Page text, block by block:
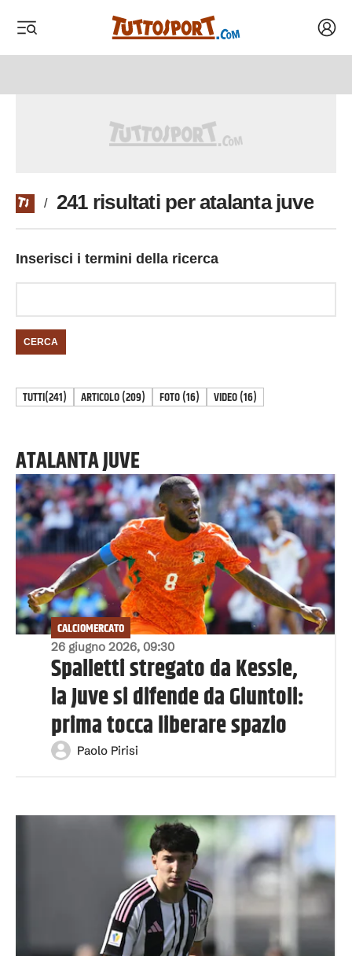
/ 241 risultati per atalanta juve
Inserisci i termini della ricerca
CERCA
TUTTI(241) ARTICOLO(209) FOTO(16) VIDEO(16)
ATALANTA JUVE
26 giugno 2026, 09:30
CALCIOMERCATO
Spalletti stregato da Kessie,
la Juve si difende da Giuntoli:
prima tocca liberare spazio
Paolo Pirisi